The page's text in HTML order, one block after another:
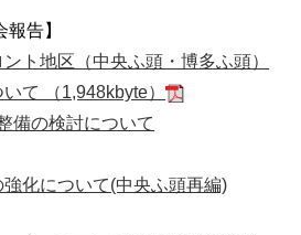
告】
ト地区（中央ふ頭・博多ふ頭）
て （1,948kbyte）
備の検討について
化について(中央ふ頭再編)